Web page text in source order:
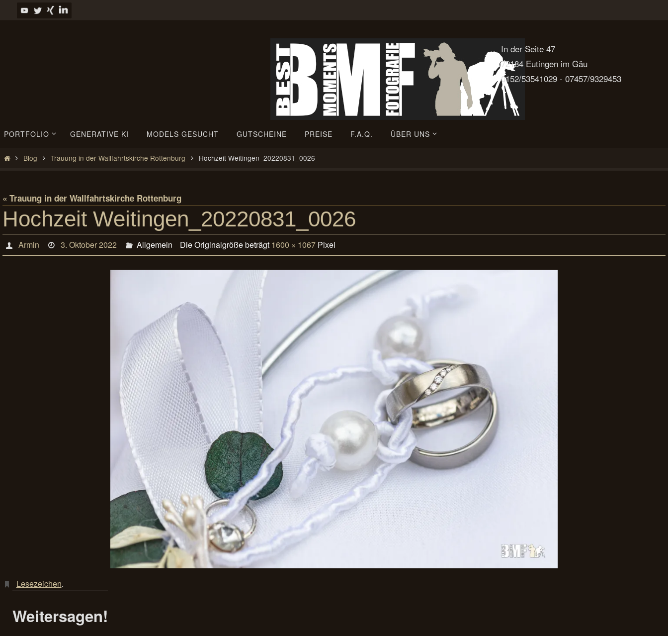
In der Seite 47
72184 Eutingen im Gäu
0152/53541029 - 07457/9329453
Inhalt
PORTFOLIO GENERATIVE KI MODELS GESUCHT GUTSCHEINE PREISE F.A.Q. ÜBER UNS
StartBlog Trauung in der Wallfahrtskirche Rottenburg Hochzeit Weitingen_20220831_0026
« Trauung in der Wallfahrtskirche Rottenburg
Hochzeit Weitingen_20220831_0026
Armin 3. Oktober 2022 Allgemein Die Originalgröße beträgt 1600 × 1067 Pixel
Lesezeichen.
Weitersagen!